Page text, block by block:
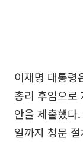
이재명 대통령
총리 후임으로
안을 제출했다
일까지 청문